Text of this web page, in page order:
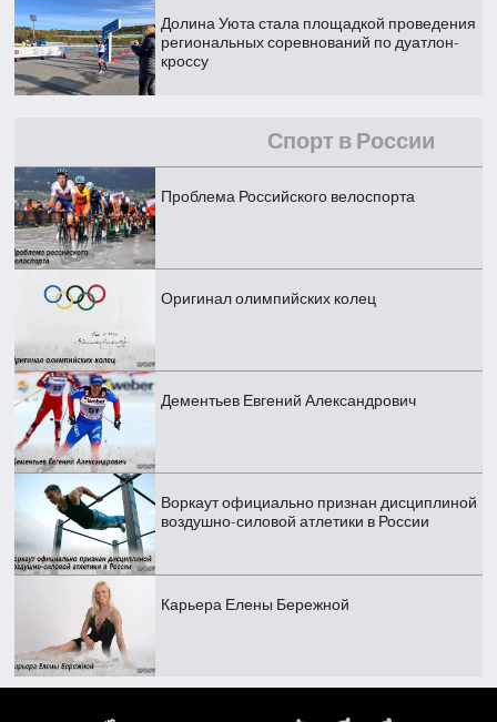
Долина Уюта стала площадкой проведения
региональных соревнований по дуатлон-
кроссу
Спорт в России
Проблема Российского велоспорта
Оригинал олимпийских колец
Дементьев Евгений Александрович
Воркаут официально признан дисциплиной
воздушно-силовой атлетики в России
Карьера Елены Бережной